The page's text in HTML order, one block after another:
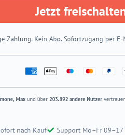
Jetzt
Zahlung. Kein Abo. Sofortzugang per E-
Max und über 203.892 andere Nutzer
nach Kauf Support Mo–Fr 09–17